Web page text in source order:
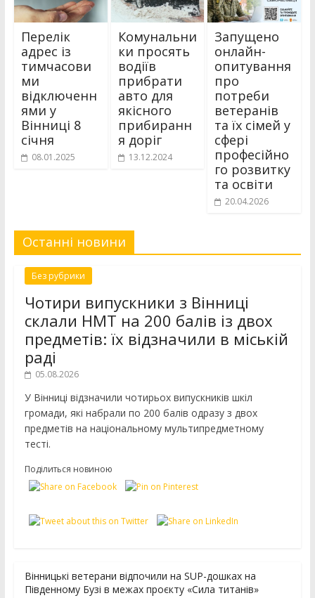
Перелік
адрес із
тимчасови
ми
відключенн
ями у
Вінниці 8
січня
08.01.2025
Комунальни
ки просять
водіїв
прибрати
авто для
якісного
прибиранн
я доріг
13.12.2024
Запущено
онлайн-
опитування
про
потреби
ветеранів
та їх сімей у
сфері
професійно
го розвитку
та освіти
20.04.2026
Останні новини
Без рубрики
Чотири випускники з Вінниці
склали НМТ на 200 балів із двох
предметів: їх відзначили в міській
раді
05.08.2026
У Вінниці відзначили чотирьох випускників шкіл
громади, які набрали по 200 балів одразу з двох
предметів на національному мультипредметному
тесті.
Поділиться новиною
Вінницькі ветерани відпочили на SUP-дошках на
Південному Бузі в межах проєкту «Сила титанів»